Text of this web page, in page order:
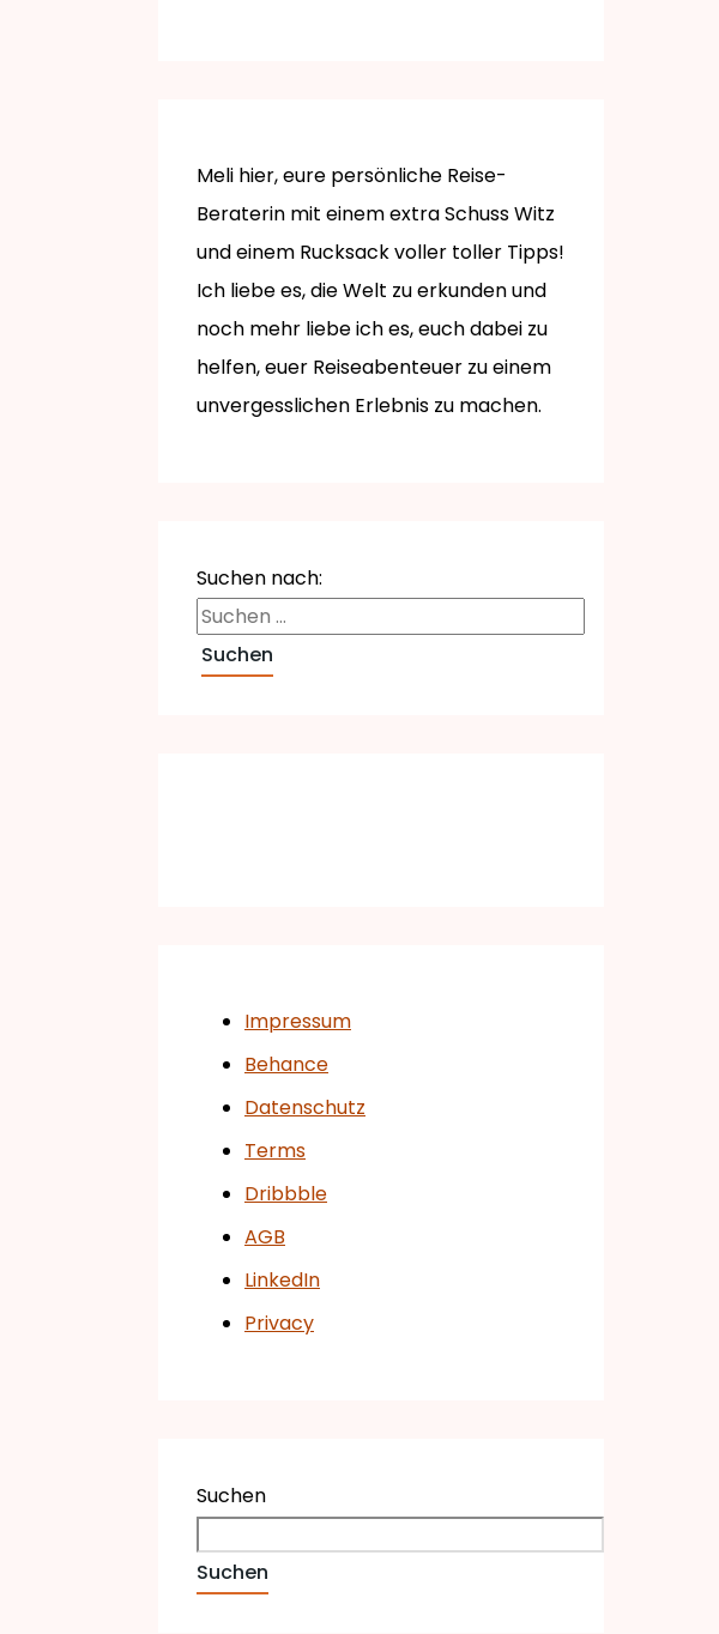
Meli hier, eure persönliche Reise-
Beraterin mit einem extra Schuss Witz
und einem Rucksack voller toller Tipps!
Ich liebe es, die Welt zu erkunden und
noch mehr liebe ich es, euch dabei zu
helfen, euer Reiseabenteuer zu einem
unvergesslichen Erlebnis zu machen.
Suchen nach:
Impressum
Behance
Datenschutz
Terms
Dribbble
AGB
LinkedIn
Privacy
Suchen
Suchen